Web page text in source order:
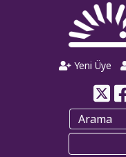
Yeni Üye